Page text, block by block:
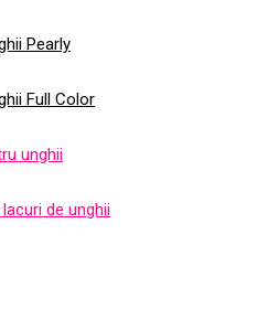
Pearly
Full Color
unghii
de unghii